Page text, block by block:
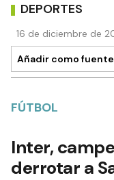
DEPORTES
16 de diciembre de
Añadir como
FÚTBOL
Inter,
derrotar a